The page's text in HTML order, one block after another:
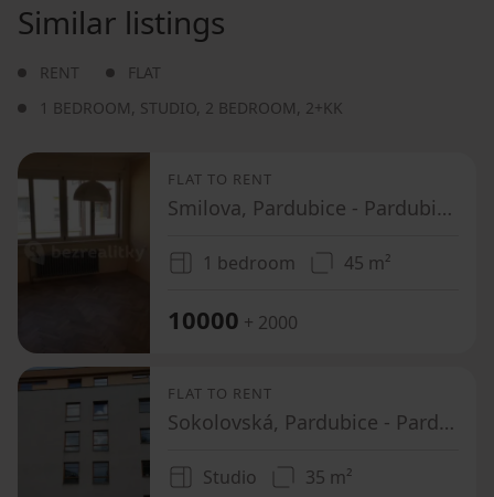
Similar listings
RENT
FLAT
1 BEDROOM, STUDIO, 2 BEDROOM, 2+KK
FLAT TO RENT
Smilova, Pardubice - Pardubice, Pardubický Region
1 bedroom 45 m²
10000 + 2000
FLAT TO RENT
Sokolovská, Pardubice - Pardubice, Pardubický Region
Studio 35 m²